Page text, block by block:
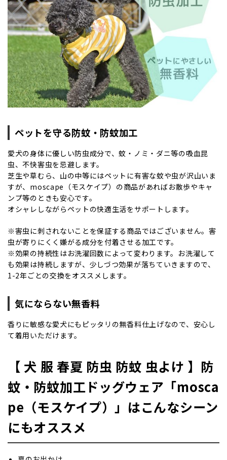
ペットを守る防蚊・防蚊加工
愛犬の身体に優しい防虫成分で、蚊・ノミ・ダニ等の吸血昆
虫、不快害虫を忌避します。
芝生や草むら、山の中等にはペットに有害な蚊や虫が沢山いま
すが、moscape（モスケイプ）の商品があればお散歩やキャ
ンプ等のときも安心です。
オシャレしながらペットの快適生活をサポートします。
※害虫に刺されないことを保証する商品ではございません。害
虫が寄りにくく嫌がる成分を付着させる加工です。
※効果の持続性はお洗濯回数によって変わります。お洗濯して
も効果は持続しますが、少しづつ効果が落ちていきますので、
1-2年ごとの交換をオススメします。
気にならない無香料
香りに敏感な愛犬にもピッタリの無香料仕上げなので、安心し
て着用いただけます。
【 犬 服 春夏 防虫 防蚊 虫よけ 】防
蚊・防蚊加工ドッグウェア「mosca
pe（モスケイプ）」はこんなシーン
にもオススメ